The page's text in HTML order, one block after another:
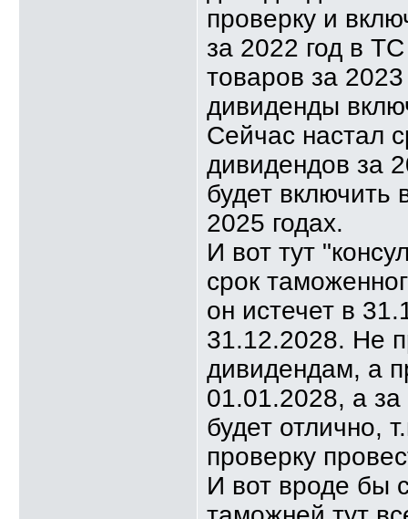
проверку и
за 2022 год в
товаров за
дивиденды
Сейчас настал
дивидендов за
будет включить
2025 годах.
И вот тут
срок
он истечет в
31.12.2028. Не
дивидендам, а
01.01.2028, а
будет отлично,
проверку
И вот вроде бы